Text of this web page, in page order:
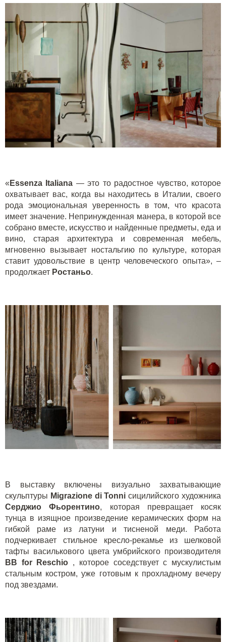
« Essenza Italiana — это то радостное чувство, которое
охватывает вас, когда вы находитесь в Италии, своего
рода эмоциональная уверенность в том, что красота
имеет значение. Непринужденная манера, в которой все
собрано вместе, искусство и найденные предметы, еда и
вино, старая архитектура и современная мебель,
мгновенно вызывает ностальгию по культуре, которая
ставит удовольствие в центр человеческого опыта», –
продолжает Ростаньо.
В выставку включены визуально захватывающие
скульптуры Migrazione di Tonni сицилийского художника
Серджио Фьорентино, которая превращает косяк
тунца в изящное произведение керамических форм на
гибкой раме из латуни и тисненой меди. Работа
подчеркивает стильное кресло-рекамье из шелковой
тафты василькового цвета умбрийского производителя
BB for Reschio , которое соседствует с мускулистым
стальным костром, уже готовым к прохладному вечеру
под звездами.